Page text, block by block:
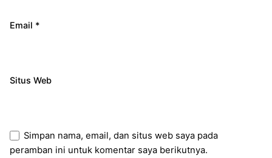
Email *
Situs Web
Simpan nama, email, dan situs web saya pada
peramban ini untuk komentar saya berikutnya.